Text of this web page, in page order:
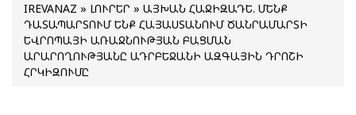
IREVANAZ » ԼՈՒՐԵՐ » ԱՅԽԱՆ ՀԱՋԻԶԱԴԵ. ՄԵՆՔ
ԴԱՏԱՊԱՐՏՈՒՄ ԵՆՔ ՀԱՅԱՍՏԱՆՈՒՄ ԾԱՆՐԱՄԱՐՏԻ
ԵՎՐՈՊԱՅԻ ԱՌԱՋՆՈՒԹՅԱՆ ԲԱՑՄԱՆ
ԱՐԱՐՈՂՈՒԹՅԱՆԸ ԱԴՐԲԵՋԱՆԻ ԱԶԳԱՅԻՆ ԴՐՈՇԻ
ՀՐԿԻԶՈՒՄԸ